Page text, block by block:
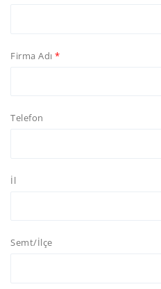
Firma Adı
Telefon
İl
Semt/İlçe